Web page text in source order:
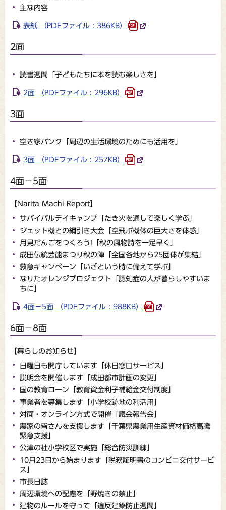
主な内容
表紙 （PDFファイル : 386KB）
2面
読書週間「子どもたちに本を読む楽しさを」
2面 （PDFファイル : 296KB）
3面
空き家バンク「周辺の生活環境のためにも活用を」
3面 （PDFファイル : 257KB）
4面－5面
【Narita Machi Report】
サバイバルデイキャンプ「たき火を通して楽しく学ぶ」
ジェット機との綱引き大会「空飛ぶ機体の巨大さを体感」
月見だんごをつくろう!「秋の風物詩を一足早く」
成田伝統芸能まつり秋の陣「全国各地から25団体が集結」
救急キャンペーン「いざという時に備えて学ぶ」
なりたオレンジプロジェクト「認知症の人が暮らしやすいま
ちに」
4面－5面 （PDFファイル : 988KB）
6面－8面
【暮らしのお知らせ】
日曜日も開庁しています「休日窓口サービス」
説明会を開催します「成田都市計画の変更」
国の教育ローン「教育資金利子補給金交付制度」
事業者を募集します「小学校跡地の利活用」
対面・オンライン方式で開催「議会報告会」
農家の皆さんを支援します「千葉県農業用生産資材価格高騰
緊急支援」
公津の杜小学校区で実施「総合防災訓練」
10月23日から始まります「税務証明書のコンビニ交付サービ
ス」
市長日誌
周辺環境への配慮を「野焼きの禁止」
建物のルールを守って「違反建築防止週間」